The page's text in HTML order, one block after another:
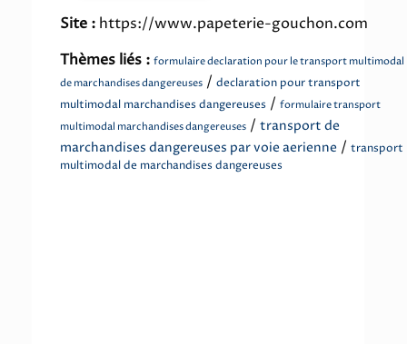
Site : https://www.papeterie-gouchon.com
Thèmes liés : formulaire declaration pour le transport multimodal
de marchandises dangereuses / declaration pour transport
multimodal marchandises dangereuses / formulaire transport
multimodal marchandises dangereuses / transport de
marchandises dangereuses par voie aerienne / transport
multimodal de marchandises dangereuses